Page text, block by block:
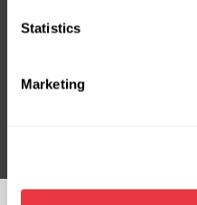
Statistics
Marketing
Nie przegap ekskluzywnych